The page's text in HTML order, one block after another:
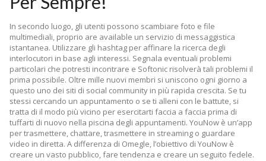
In secondo luogo, gli utenti possono scambiare foto e file
multimediali, proprio are available un servizio di messaggistica
istantanea. Utilizzare gli hashtag per affinare la ricerca degli
interlocutori in base agli interessi. Segnala eventuali problemi
particolari che potresti incontrare e Softonic risolverà tali problemi il
prima possibile. Oltre mille nuovi membri si uniscono ogni giorno a
questo uno dei siti di social community in più rapida crescita. Se tu
stessi cercando un appuntamento o se ti alleni con le battute, si
tratta di il modo più vicino per esercitarti faccia a faccia prima di
tuffarti di nuovo nella piscina degli appuntamenti. YouNow è un’app
per trasmettere, chattare, trasmettere in streaming o guardare
video in diretta. A differenza di Omegle, l’obiettivo di YouNow è
creare un vasto pubblico, fare tendenza e creare un seguito fedele.